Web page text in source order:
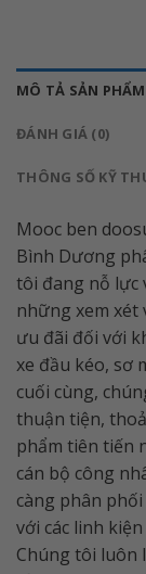
MÔ TẢ SẢN PHẨM
ĐÁNH GIÁ (0)
THÔNG SỐ KỸ
Mooc ben
Bình Dương
tôi đang nỗ lực
những xem xét
ưu đãi đối với
xe đầu kéo, sơ
cuối cùng,
thuận tiện,
phẩm tiên tiến
cán bộ công
càng phân
với các linh
Chúng tôi luôn